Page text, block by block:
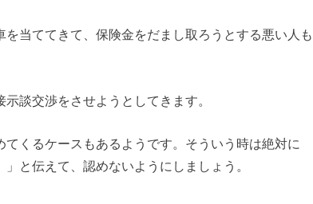
当ててきて、保険金をだまし取ろうとする悪い人も
談交渉をさせようとしてきます。
てくるケースもあるようです。そういう時は絶対に
と伝えて、認めないようにしましょう。